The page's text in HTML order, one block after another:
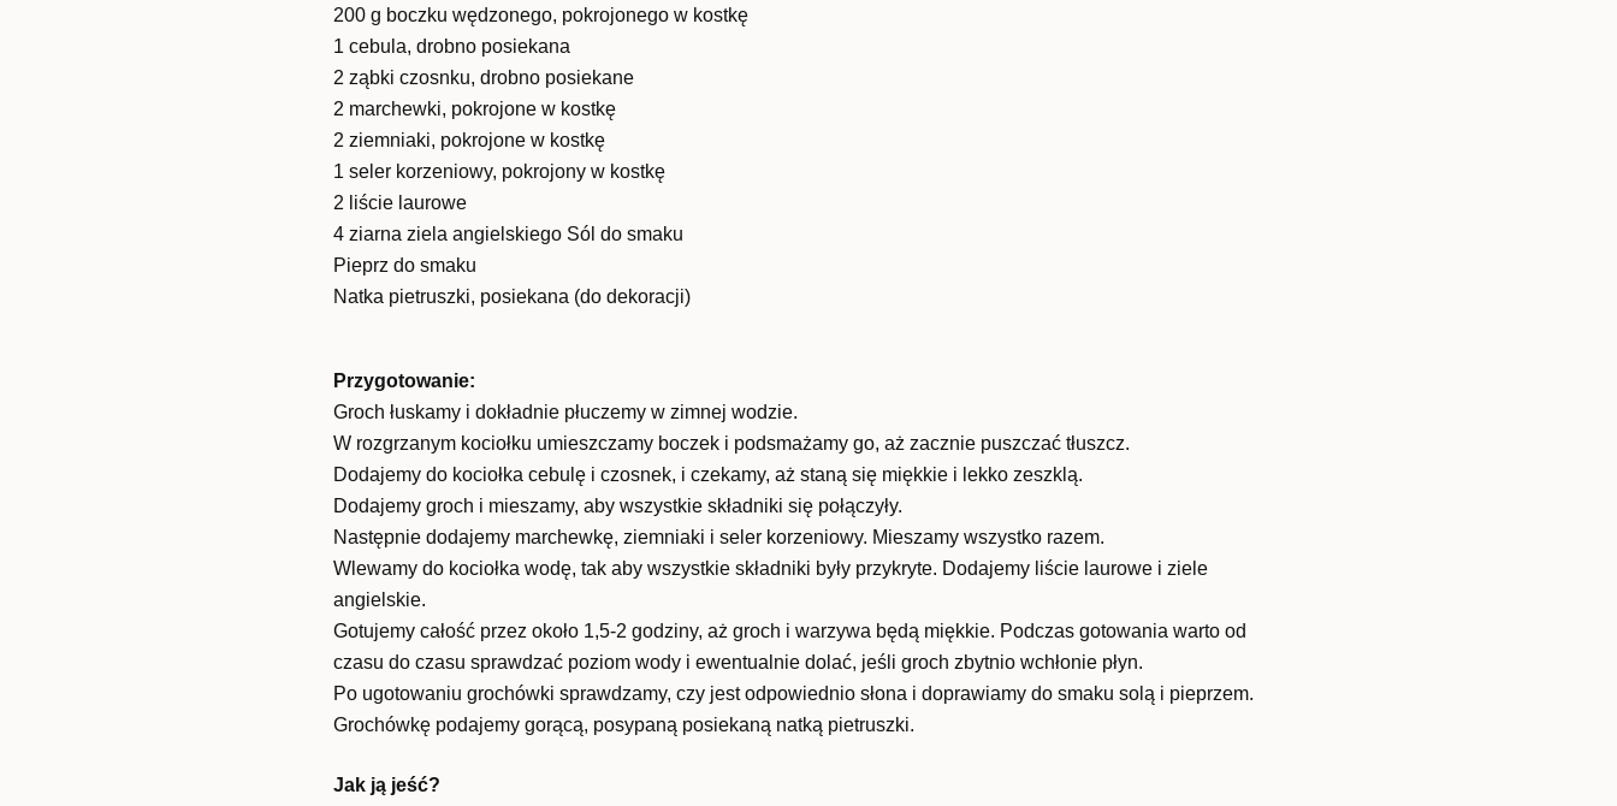
200 g boczku wędzonego, pokrojonego w kostkę
1 cebula, drobno posiekana
2 ząbki czosnku, drobno posiekane
2 marchewki, pokrojone w kostkę
2 ziemniaki, pokrojone w kostkę
1 seler korzeniowy, pokrojony w kostkę
2 liście laurowe
4 ziarna ziela angielskiego Sól do smaku
Pieprz do smaku
Natka pietruszki, posiekana (do dekoracji)
Przygotowanie:
Groch łuskamy i dokładnie płuczemy w zimnej wodzie.
W rozgrzanym kociołku umieszczamy boczek i podsmażamy go, aż zacznie puszczać tłuszcz.
Dodajemy do kociołka cebulę i czosnek, i czekamy, aż staną się miękkie i lekko zeszklą.
Dodajemy groch i mieszamy, aby wszystkie składniki się połączyły.
Następnie dodajemy marchewkę, ziemniaki i seler korzeniowy. Mieszamy wszystko razem.
Wlewamy do kociołka wodę, tak aby wszystkie składniki były przykryte. Dodajemy liście laurowe i ziele
angielskie.
Gotujemy całość przez około 1,5-2 godziny, aż groch i warzywa będą miękkie. Podczas gotowania warto od
czasu do czasu sprawdzać poziom wody i ewentualnie dolać, jeśli groch zbytnio wchłonie płyn.
Po ugotowaniu grochówki sprawdzamy, czy jest odpowiednio słona i doprawiamy do smaku solą i pieprzem.
Grochówkę podajemy gorącą, posypaną posiekaną natką pietruszki.
Jak ją jeść?